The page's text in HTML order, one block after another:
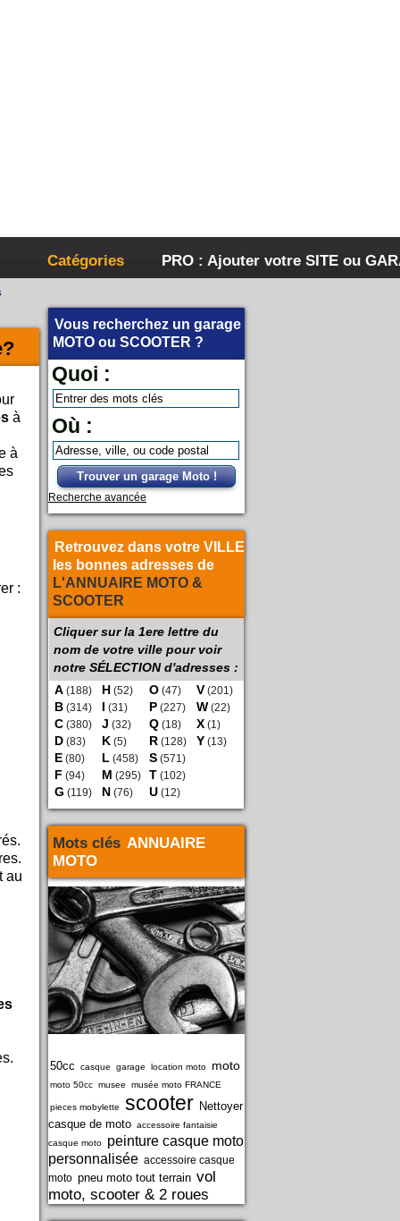
Catégories PRO : Ajouter votre SITE ou
Vous recherchez un garage
MOTO ou SCOOTER ?
Quoi :
Où :
Trouver un garage Moto !
Recherche avancée
Retrouvez dans votre VILLE
les bonnes adresses de
L'ANNUAIRE MOTO &
SCOOTER
Cliquer sur la 1ere lettre du
nom de votre ville pour voir
notre SÉLECTION d'adresses :
A (188)
B (314)
C (380)
D (83)
E (80)
F (94)
G (119)
H (52)
I (31)
J (32)
K (5)
L (458)
M (295)
N (76)
O (47)
P (227)
Q (18)
R (128)
S (571)
T (102)
U (12)
V (201)
W (22)
X (1)
Y (13)
Mots clés ANNUAIRE
MOTO
50cc casque garage location moto moto
moto 50cc musee musée moto FRANCE
pieces mobylette scooter Nettoyer
casque de moto accessoire fantaisie
casque moto
peinture casque moto
personnalisée accessoire casque
moto pneu moto tout terrain vol
moto, scooter & 2 roues
à
à
:
au